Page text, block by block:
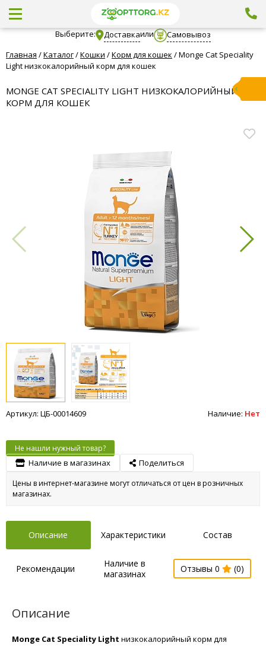
Выберите: Доставкаили
Самовывоз
Главная /Каталог/Кошки /Корм для кошек /Monge Cat Speciality
Light низкокалорийный корм для кошек
MONGE CAT SPECIALITY LIGHT НИЗКОКАЛОРИЙНЫЙ
КОРМ ДЛЯ КОШЕК
Артикул: ЦБ-00014609 Наличие: Нет
Не нашли нужный товар?
Наличие в магазинах Поделиться
Цены в интернет-магазине могут отличаться от цен в розничных
магазинах.
Описание Характеристики Состав
Рекомендации
Наличие в
магазинах
Отзывы 0 (0)
Описание
Monge Cat Speciality Light низкокалорийный корм для